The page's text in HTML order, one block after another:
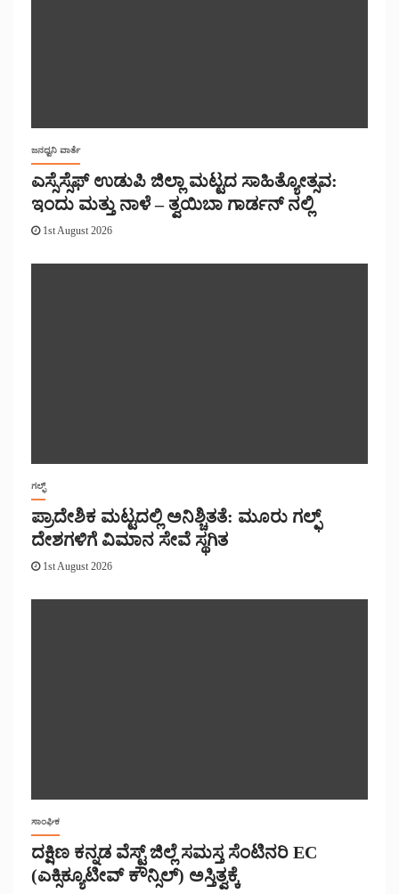
ಜನಧ್ವನಿ ವಾರ್ತೆ
ಎಸ್ಸೆಸ್ಸೆಫ್ ಉಡುಪಿ ಜಿಲ್ಲಾ ಮಟ್ಟದ ಸಾಹಿತ್ಯೋತ್ಸವ:
ಇಂದು ಮತ್ತು ನಾಳೆ – ತ್ವಯಿಬಾ ಗಾರ್ಡನ್ ನಲ್ಲಿ
1st August 2026
ಗಲ್ಫ್
ಪ್ರಾದೇಶಿಕ ಮಟ್ಟದಲ್ಲಿ ಅನಿಶ್ಚಿತತೆ: ಮೂರು ಗಲ್ಫ್
ದೇಶಗಳಿಗೆ ವಿಮಾನ ಸೇವೆ ಸ್ಥಗಿತ
1st August 2026
ಸಾಂಘಿಕ
ದಕ್ಷಿಣ ಕನ್ನಡ ವೆಸ್ಟ್ ಜಿಲ್ಲೆ ಸಮಸ್ತ ಸೆಂಟಿನರಿ EC
(ಎಕ್ಸಿಕ್ಯೂಟೀವ್ ಕೌನ್ಸಿಲ್) ಅಸ್ತಿತ್ವಕ್ಕೆ